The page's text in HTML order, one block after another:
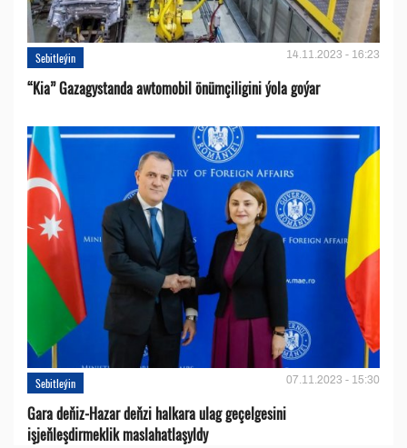
Sebitleýin 14.11.2023 - 16:23
“Kia” Gazagystanda awtomobil önümçiligini ýola goýar
Sebitleýin 07.11.2023 - 15:30
Gara deňiz-Hazar deňzi halkara ulag geçelgesini
işjeňleşdirmeklik maslahatlaşyldy